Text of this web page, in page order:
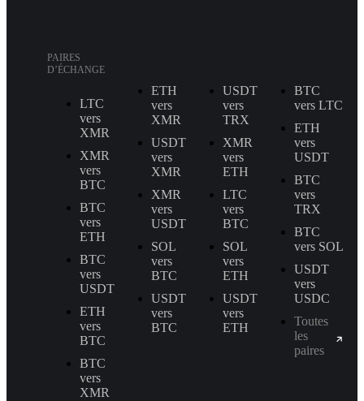
PAIRES
D’ÉCHANGE
LTC
vers
XMR
XMR
vers
BTC
BTC
vers
ETH
BTC
vers
USDT
ETH
vers
BTC
BTC
vers
XMR
ETH
vers
XMR
USDT
vers
XMR
XMR
vers
USDT
SOL
vers
BTC
USDT
vers
BTC
USDT
vers
TRX
XMR
vers
ETH
LTC
vers
BTC
SOL
vers
ETH
USDT
vers
ETH
BTC
vers LTC
ETH
vers
USDT
BTC
vers
TRX
BTC
vers SOL
USDT
vers
USDC
Toutes
les
paires